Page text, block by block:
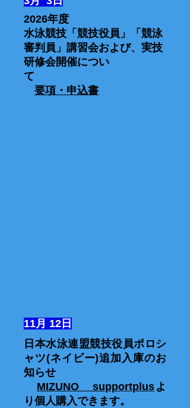
2026年度
水泳競技「競技役員」「競泳
審判員」講習会および、実技
研修会開催につい
て
要項・申込書
11月 12日
日本水泳連盟競技役員ポロシ
ャツ(ネイビー)追加入庫のお
知らせ
MIZUNO supportplusよ
り個人購入できます。